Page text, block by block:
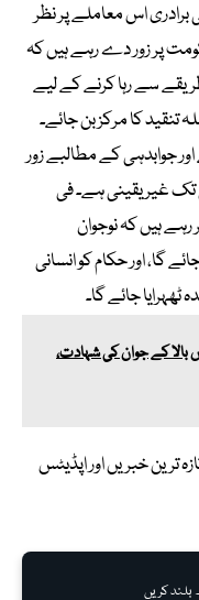
اس معاملے پر نظر
پر زور دے رہے ہیں کہ
سے رہا کرنے کے لیے
کا مرکز بن جائے۔
جوابدہی کے مطالبے زور
غیر یقینی ہے۔ فی
رہے ہیں کہ نوجوان
گا، اور حکام کو انسانی
جائے گا۔
بالا کے جوان کی شہادت،
ترین خبریں اور اپڈیٹس
بلند کریں